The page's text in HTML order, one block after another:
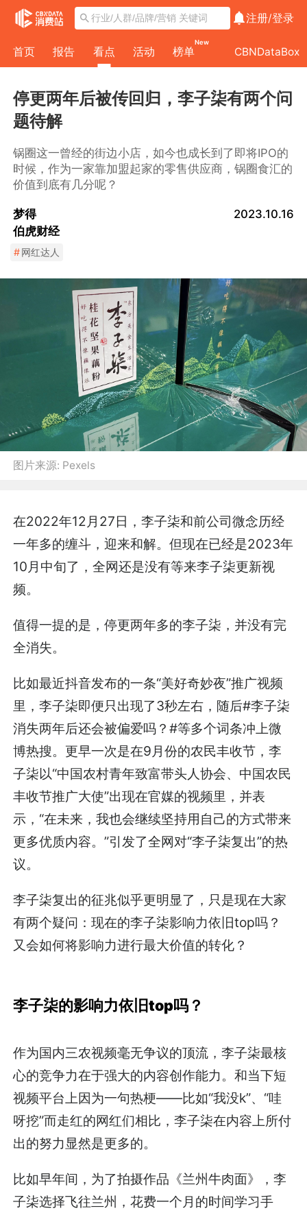
注册/登录
首页 报告 看点 活动 榜单
New
CBNDataBox
停更两年后被传回归，李子柒有两个问
题待解
锅圈这一曾经的街边小店，如今也成长到了即将IPO的
时候，作为一家靠加盟起家的零售供应商，锅圈食汇的
价值到底有几分呢？
梦得
伯虎财经
2023.10.16
#网红达人
图片来源: Pexels
在2022年12月27日，李子柒和前公司微念历经
一年多的缠斗，迎来和解。但现在已经是2023年
10月中旬了，全网还是没有等来李子柒更新视
频。
值得一提的是，停更两年多的李子柒，并没有完
全消失。
比如最近抖音发布的一条“美好奇妙夜”推广视频
里，李子柒即便只出现了3秒左右，随后#李子柒
消失两年后还会被偏爱吗？#等多个词条冲上微
博热搜。更早一次是在9月份的农民丰收节，李
子柒以“中国农村青年致富带头人协会、中国农民
丰收节推广大使”出现在官媒的视频里，并表
示，“在未来，我也会继续坚持用自己的方式带来
更多优质内容。”引发了全网对“李子柒复出”的热
议。
李子柒复出的征兆似乎更明显了，只是现在大家
有两个疑问：现在的李子柒影响力依旧top吗？
又会如何将影响力进行最大价值的转化？
李子柒的影响力依旧top吗？
作为国内三农视频毫无争议的顶流，李子柒最核
心的竞争力在于强大的内容创作能力。和当下短
视频平台上因为一句热梗——比如“我没k”、“哇
呀挖”而走红的网红们相比，李子柒在内容上所付
出的努力显然是更多的。
比如早年间，为了拍摄作品《兰州牛肉面》，李
子柒选择飞往兰州，花费一个月的时间学习手